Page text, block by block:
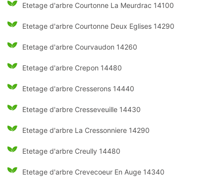
Etetage d'arbre Courtonne La Meurdrac 14100
Etetage d'arbre Courtonne Deux Eglises 14290
Etetage d'arbre Courvaudon 14260
Etetage d'arbre Crepon 14480
Etetage d'arbre Cresserons 14440
Etetage d'arbre Cresseveuille 14430
Etetage d'arbre La Cressonniere 14290
Etetage d'arbre Creully 14480
Etetage d'arbre Crevecoeur En Auge 14340